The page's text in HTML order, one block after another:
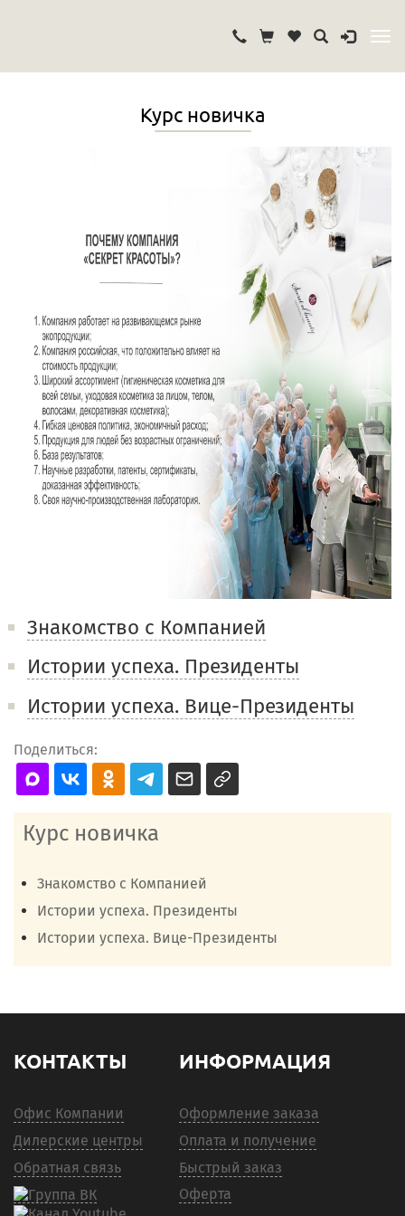
Курс новичка
Знакомство с Компанией
Истории успеха. Президенты
Истории успеха. Вице-Президенты
Поделиться:
Курс новичка
Знакомство с Компанией
Истории успеха. Президенты
Истории успеха. Вице-Президенты
КОНТАКТЫ
Офис Компании
Дилерские центры
Обратная связь
ИНФОРМАЦИЯ
Оформление заказа
Оплата и получение
Быстрый заказ
Оферта